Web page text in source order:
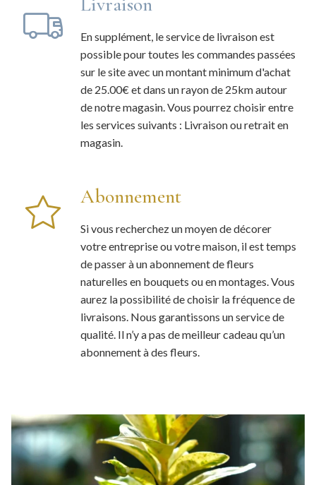
En supplément, le service de livraison est
possible pour toutes les commandes passées
sur le site avec un montant minimum d'achat
de 25.00€ et dans un rayon de 25km autour
de notre magasin. Vous pourrez choisir entre
les services suivants : Livraison ou retrait en
magasin.
Abonnement
Si vous recherchez un moyen de décorer
votre entreprise ou votre maison, il est temps
de passer à un abonnement de fleurs
naturelles en bouquets ou en montages. Vous
aurez la possibilité de choisir la fréquence de
livraisons. Nous garantissons un service de
qualité. Il n’y a pas de meilleur cadeau qu’un
abonnement à des fleurs.